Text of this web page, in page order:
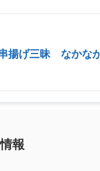
揚げ三昧 なかな
報